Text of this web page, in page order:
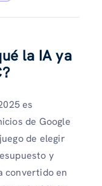
la IA ya
es
de Google
de elegir
y
convertido en